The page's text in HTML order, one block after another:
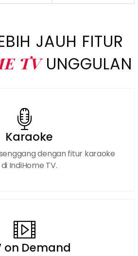
JAUH FITUR
TVUNGGULAN
Karaoke
dengan fitur karaoke
di IndiHome TV.
on Demand